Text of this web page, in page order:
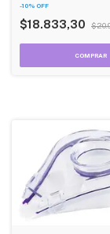
-10% OFF
$18.833,30